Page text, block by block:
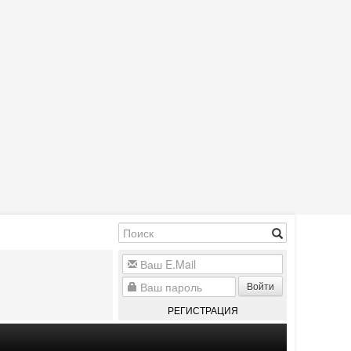
Войти
РЕГИСТРАЦИЯ